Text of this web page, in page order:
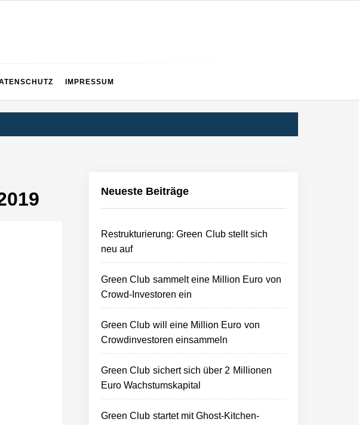
IMPRESSUM
Neueste Beiträge
Restrukturierung: Green Club stellt sich
neu auf
Green Club sammelt eine Million Euro von
Crowd-Investoren ein
Green Club will eine Million Euro von
Crowdinvestoren einsammeln
Green Club sichert sich über 2 Millionen
Euro Wachstumskapital
Green Club startet mit Ghost-Kitchen-